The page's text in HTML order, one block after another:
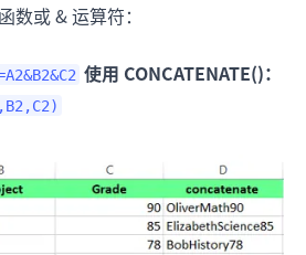
数或 & 运算符：
使用 CONCATENATE()：